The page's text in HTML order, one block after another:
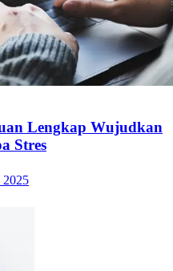
Lengkap Wujudkan
Stres
2025